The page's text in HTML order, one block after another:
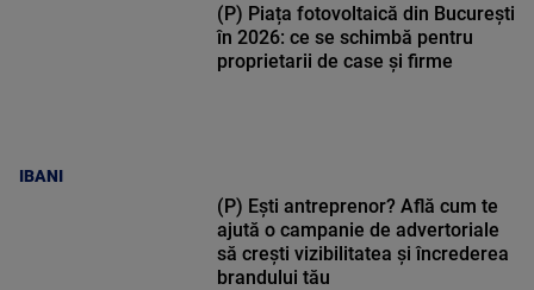
IBANI
(P) Piața fotovoltaică din București
în 2026: ce se schimbă pentru
proprietarii de case și firme
(P) Ești antreprenor? Află cum te
ajută o campanie de advertoriale
să crești vizibilitatea și încrederea
brandului tău